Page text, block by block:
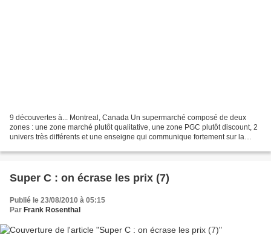
9 découvertes à... Montreal, Canada Un supermarché composé de deux
zones : une zone marché plutôt qualitative, une zone PGC plutôt discount, 2
univers très différents et une enseigne qui communique fortement sur la
Super C : on écrase les prix (7)
Publié le 23/08/2010 à 05:15
Par Frank Rosenthal